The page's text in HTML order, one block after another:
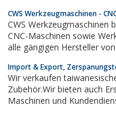
CWS Werkzeugmaschinen -
CWS Werkzeugmaschinen
CNC-Maschinen sowie Werkzeugteile,
alle gängigen Hersteller
wir Ihr zuverlässiger
Drehmaschinen.
Import & Export,
Wir verkaufen
Zubehör.Wir bieten auch
Maschinen und